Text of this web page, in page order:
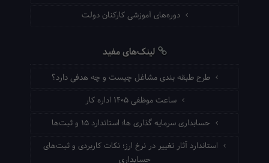
دوره‌های آموزشی کارکنان دولت
لینک‌های مفید
طرح طبقه بندی مشاغل چیست و چه هدفی دارد؟
ساعت موظفی ۱۴۰۵ اداره کار
حسابداری سرمایه گذاری ها؛ استاندارد ۱۵ و ثبت‌ها
استاندارد آثار تغییر در نرخ ارز؛ نکات کاربردی و ثبت‌های
حسابداری